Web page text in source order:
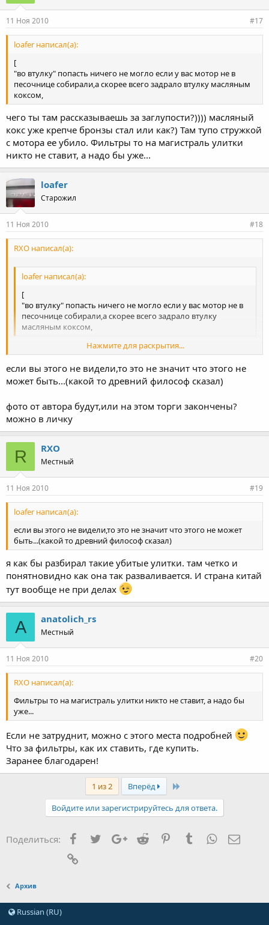
11 Ноя 2010 #17
loafer написал(а):
[
"во втулку" попасть ничего не могло если у вас мотор не в
песочнице собирали,а скорее всего задрало втулку масляным
коксом,
чего ты там рассказываешь за заглупости?)))) масляный
кокс уже крепче бронзы стал или как?) Там тупо стружкой
с мотора ее убило. Фильтры то на магистраль улитки
никто не ставит, а надо бы уже...
loafer
Старожил
11 Ноя 2010 #18
RXO написал(а):
loafer написал(а):
[
"во втулку" попасть ничего не могло если у вас мотор не в
песочнице собирали,а скорее всего задрало втулку
масляным коксом,
Нажмите для раскрытия...
чего ты там рассказываешь за заглупости?)))) масляный кокс
уже крепче бронзы стал или как?) Там тупо стружкой с мотора
ее убило. Фильтры то на магистраль улитки никто не ставит, а
надо бы уже...
Нажмите для раскрытия...
если вы этого не видели,то это не значит что этого не
может быть...(какой то древний философ сказал)
фото от автора будут,или на этом торги закончены?
можно в личку
R RXO
Местный
11 Ноя 2010 #19
loafer написал(а):
если вы этого не видели,то это не значит что этого не может
быть...(какой то древний философ сказал)
я как бы разбирал такие убитые улитки. там четко и
понятновидно как она так разваливается. И страна китай
тут вообще не при делах
A anatolich_rs
Местный
11 Ноя 2010 #20
RXO написал(а):
Фильтры то на магистраль улитки никто не ставит, а надо бы
уже...
Если не затруднит, можно с этого места подробней
Что за фильтры, как их ставить, где купить.
Заранее благодарен!
1 из 2 Вперёд Last
Войдите или зарегистрируйтесь для ответа.
Поделиться: FacebookTwitterGoogle+
Reddit PinterestTumblrWhatsApp
Архив
Russian (RU)